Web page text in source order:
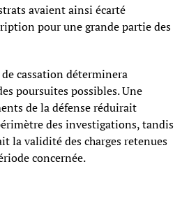
avaient ainsi écarté
pour une grande partie des
cassation déterminera
poursuites possibles. Une
de la défense réduirait
des investigations, tandis
la validité des charges retenues
concernée.